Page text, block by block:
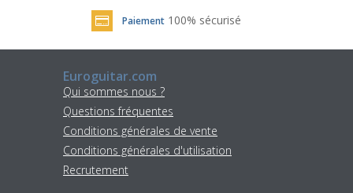
Paiement 100% sécurisé
Euroguitar.com
Qui sommes nous ?
Questions fréquentes
Conditions générales de vente
Conditions générales d'utilisation
Recrutement